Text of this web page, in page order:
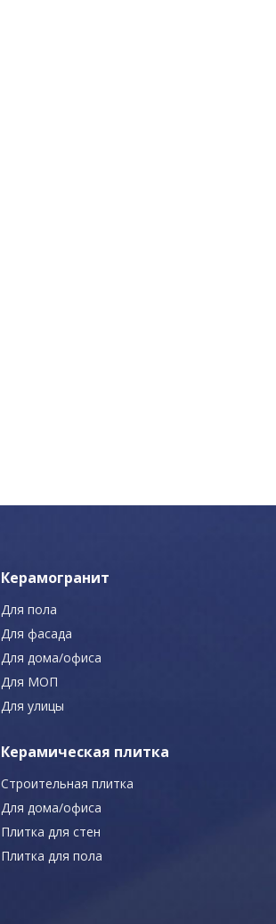
Керамогранит
Для пола
Для фасада
Для дома/офиса
Для МОП
Для улицы
Керамическая плитка
Строительная плитка
Для дома/офиса
Плитка для стен
Плитка для пола